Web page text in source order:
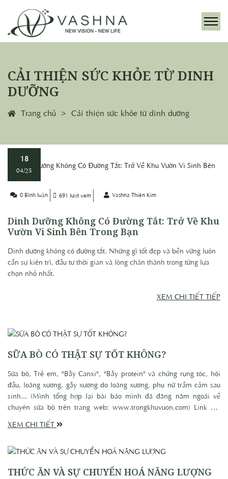
CẢI THIỆN SỨC KHỎE TỪ DINH
DƯỠNG
Trang chủ Cải thiện sức khỏe từ dinh dưỡng
18
04/25
0 Bình luận 691 lượt xem Vashna Thiên Kim
Dinh Dưỡng Không Có Đường Tắt: Trở Về Khu
Vườn Vi Sinh Bên Trong Bạn
Dinh dưỡng không có đường tắt. Những gì tốt đẹp và bền vững luôn
cần sự kiên trì, đầu tư thời gian và lòng chân thành trong từng lựa
chọn nhỏ nhất.
XEM CHI TIẾT TIẾP
SỮA BÒ CÓ THẬT SỰ TỐT KHÔNG?
Sữa bò, Trẻ em, "Bẫy Canxi", "Bẫy protein" và chứng rụng tóc, hói
đầu, loãng xương, gẫy xương do loãng xương, phụ nữ trầm cảm sau
sinh... (Mình tổng hợp lại bài báo mình đã đăng năm ngoái về
chuyện sữa bò trên trang web: www.trongkhuvuon.com) Link bài
báo: https://www.trongkhuvuon.com/.../33-s-a-bo-tr-em-b-y... Sữa
bò ảnh hưởng tới sức khỏe trẻ em như thế nào? “Bẫy Canxi” liên
với người trung niên mà cả thanh niên ngày nay. Mời quý vị tìm hiểu
XEM CHI TIẾT
THỨC ĂN VÀ SỰ CHUYỂN HOÁ NĂNG LƯỢNG